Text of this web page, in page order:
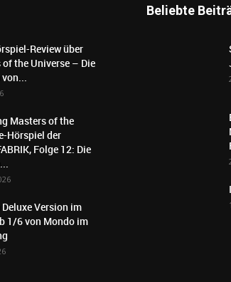
Review über
of the Universe – Die
Masters of the
Hörspiel der
Folge 12: Die
Version im
1/6 von Mondo im
Beliebte